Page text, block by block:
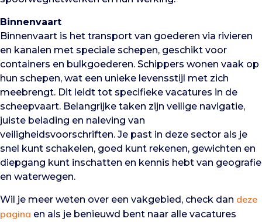
Binnenvaart
Binnenvaart is het transport van goederen via rivieren
en kanalen met speciale schepen, geschikt voor
containers en bulkgoederen. Schippers wonen vaak op
hun schepen, wat een unieke levensstijl met zich
meebrengt. Dit leidt tot specifieke vacatures in de
scheepvaart. Belangrijke taken zijn veilige navigatie,
juiste belading en naleving van
veiligheidsvoorschriften. Je past in deze sector als je
snel kunt schakelen, goed kunt rekenen, gewichten en
diepgang kunt inschatten en kennis hebt van geografie
en waterwegen.
Wil je meer weten over een vakgebied, check dan deze
pagina en als je benieuwd bent naar alle vacatures